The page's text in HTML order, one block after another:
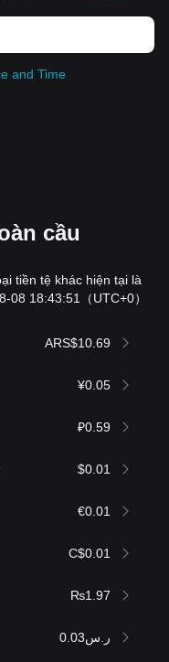
and Time
cầu
tiền tệ khác hiện tại là
08 18:43:51
（UTC+0）
ARS$10.69
¥0.05
₽0.59
$0.01
€0.01
C$0.01
₨1.97
ر.س0.03